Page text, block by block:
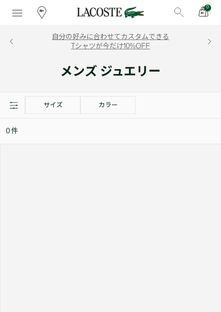
0
自分の好みに合わせてカスタムできる
Tシャツが今だけ10%OFF
メンズ ジュエリー
サイズ カラー
0 件